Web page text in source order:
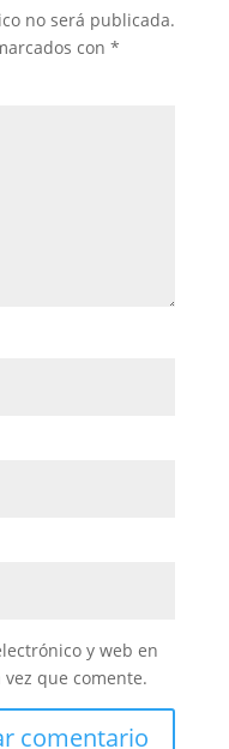
no será publicada.
con *
y web en
que comente.